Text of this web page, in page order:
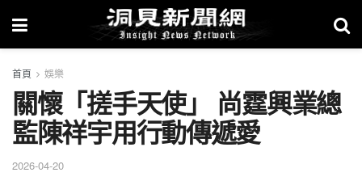
首頁 娛樂
關懷「搓手天使」 尚霆興業總
監陳祥宇用行動傳遞愛
2026-04-20